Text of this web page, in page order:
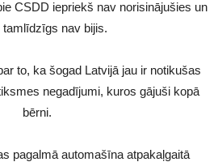
CSDD iepriekš nav norisinājušies un
tamlīdzīgs nav bijis.
to, ka šogad Latvijā jau ir notikušas
negadījumi, kuros gājuši kopā
bērni.
pagalmā automašīna atpakaļgaitā